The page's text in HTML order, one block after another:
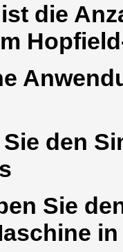
die
den
Sie